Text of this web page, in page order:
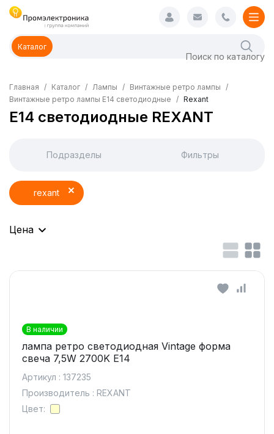
Каталог
Главная Каталог Лампы
Винтажные ретро лампы
Винтажные ретро лампы E14 светодиодные
Rexant
E14 светодиодные REXANT
Подразделы Фильтры
rexant
Цена
В наличии
лампа ретро светодиодная Vintage форма
свеча 7,5W 2700K E14
Артикул : 137235
Производитель : REXANT
Цвет: